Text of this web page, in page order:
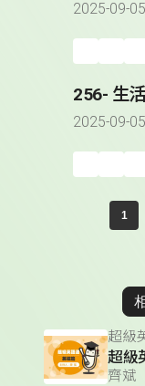
2025-09-05
256- 生
2025-09-05
1
超級
齊斌